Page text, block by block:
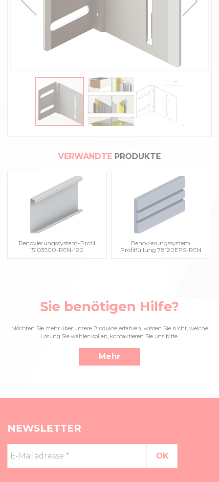
VERWANDTE PRODUKTE
Renovierungssystem-Profil
15103500-REN-120
Renovierungssystem
Profilfüllung 78120EPS-REN
Sie benötigen Hilfe?
Möchten Sie mehr über unsere Produkte erfahren, wissen Sie nicht, welche
Lösung Sie wählen sollen, kontaktieren Sie uns bitte.
Mehr
NEWSLETTER
Mailadresse
*